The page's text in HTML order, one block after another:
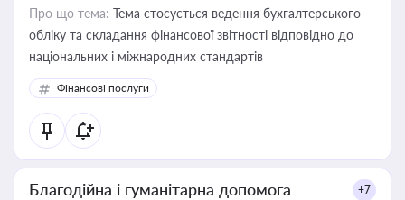
Про що тема: Тема стосується ведення бухгалтерського
обліку та складання фінансової звітності відповідно до
національних і міжнародних стандартів
Фінансові послуги
Благодійна і гуманітарна допомога +7